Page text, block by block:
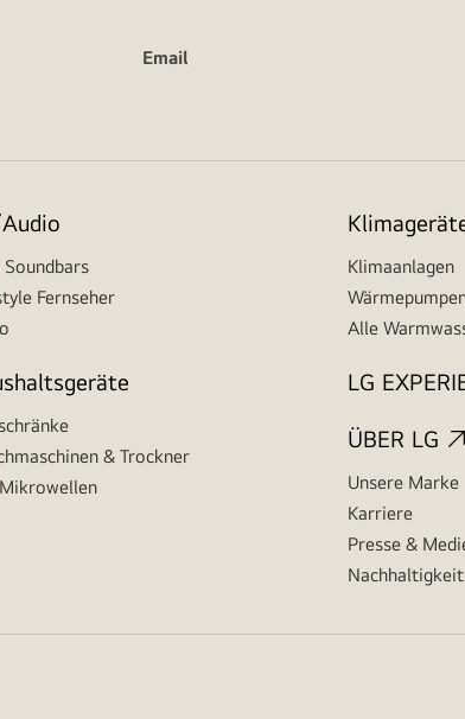
Email
Soundbars
Fernseher
& Trockner
Klimaanlagen
Alle
LG
ÜBER LG
Unsere Marke
Karriere
Presse &
Nachhaltigkeit